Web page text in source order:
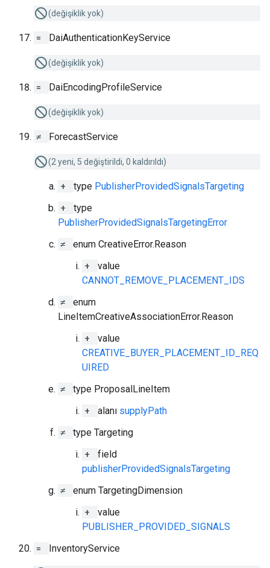
(değişiklik yok)
= DaiAuthenticationKeyService
(değişiklik yok)
= DaiEncodingProfileService
(değişiklik yok)
≠ ForecastService
(2 yeni, 5 değiştirildi, 0 kaldırıldı)
+ type PublisherProvidedSignalsTargeting
+
type
PublisherProvidedSignalsTargetingError
≠
enum CreativeError.Reason
+
value
CANNOT_REMOVE_PLACEMENT_IDS
≠
enum
LineItemCreativeAssociationError.Reason
+
value
CREATIVE_BUYER_PLACEMENT_ID_REQ
UIRED
≠
type ProposalLineItem
+
alanı supplyPath
≠
type Targeting
+
field
publisherProvidedSignalsTargeting
≠
enum TargetingDimension
+
value
PUBLISHER_PROVIDED_SIGNALS
=
InventoryService